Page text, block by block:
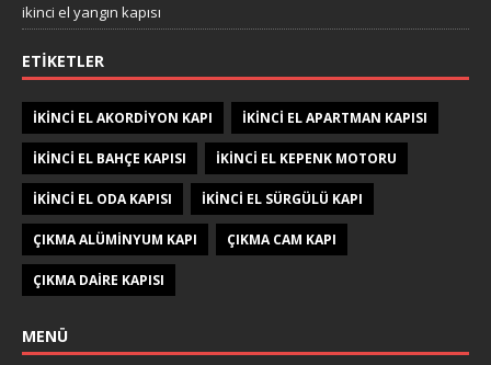
ikinci el yangın kapısı
ETIKETLER
IKINCI EL AKORDIYON KAPI IKINCI EL APARTMAN KAPISI
IKINCI EL BAHÇE KAPISI IKINCI EL KEPENK MOTORU
IKINCI EL ODA KAPISI IKINCI EL SÜRGÜLÜ KAPI
ÇIKMA ALÜMINYUM KAPI ÇIKMA CAM KAPI
ÇIKMA DAIRE KAPISI
MENÜ